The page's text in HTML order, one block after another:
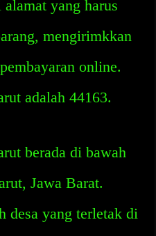
yang harus
mengirimkkan
online.
adalah 44163.
berada di bawah
Jawa Barat.
desa yang terletak di